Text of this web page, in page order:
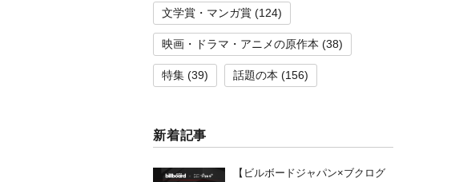
文学賞・マンガ賞 (124)
映画・ドラマ・アニメの原作本 (38)
特集 (39) 話題の本 (156)
新着記事
【ビルボードジャパン×ブクログ